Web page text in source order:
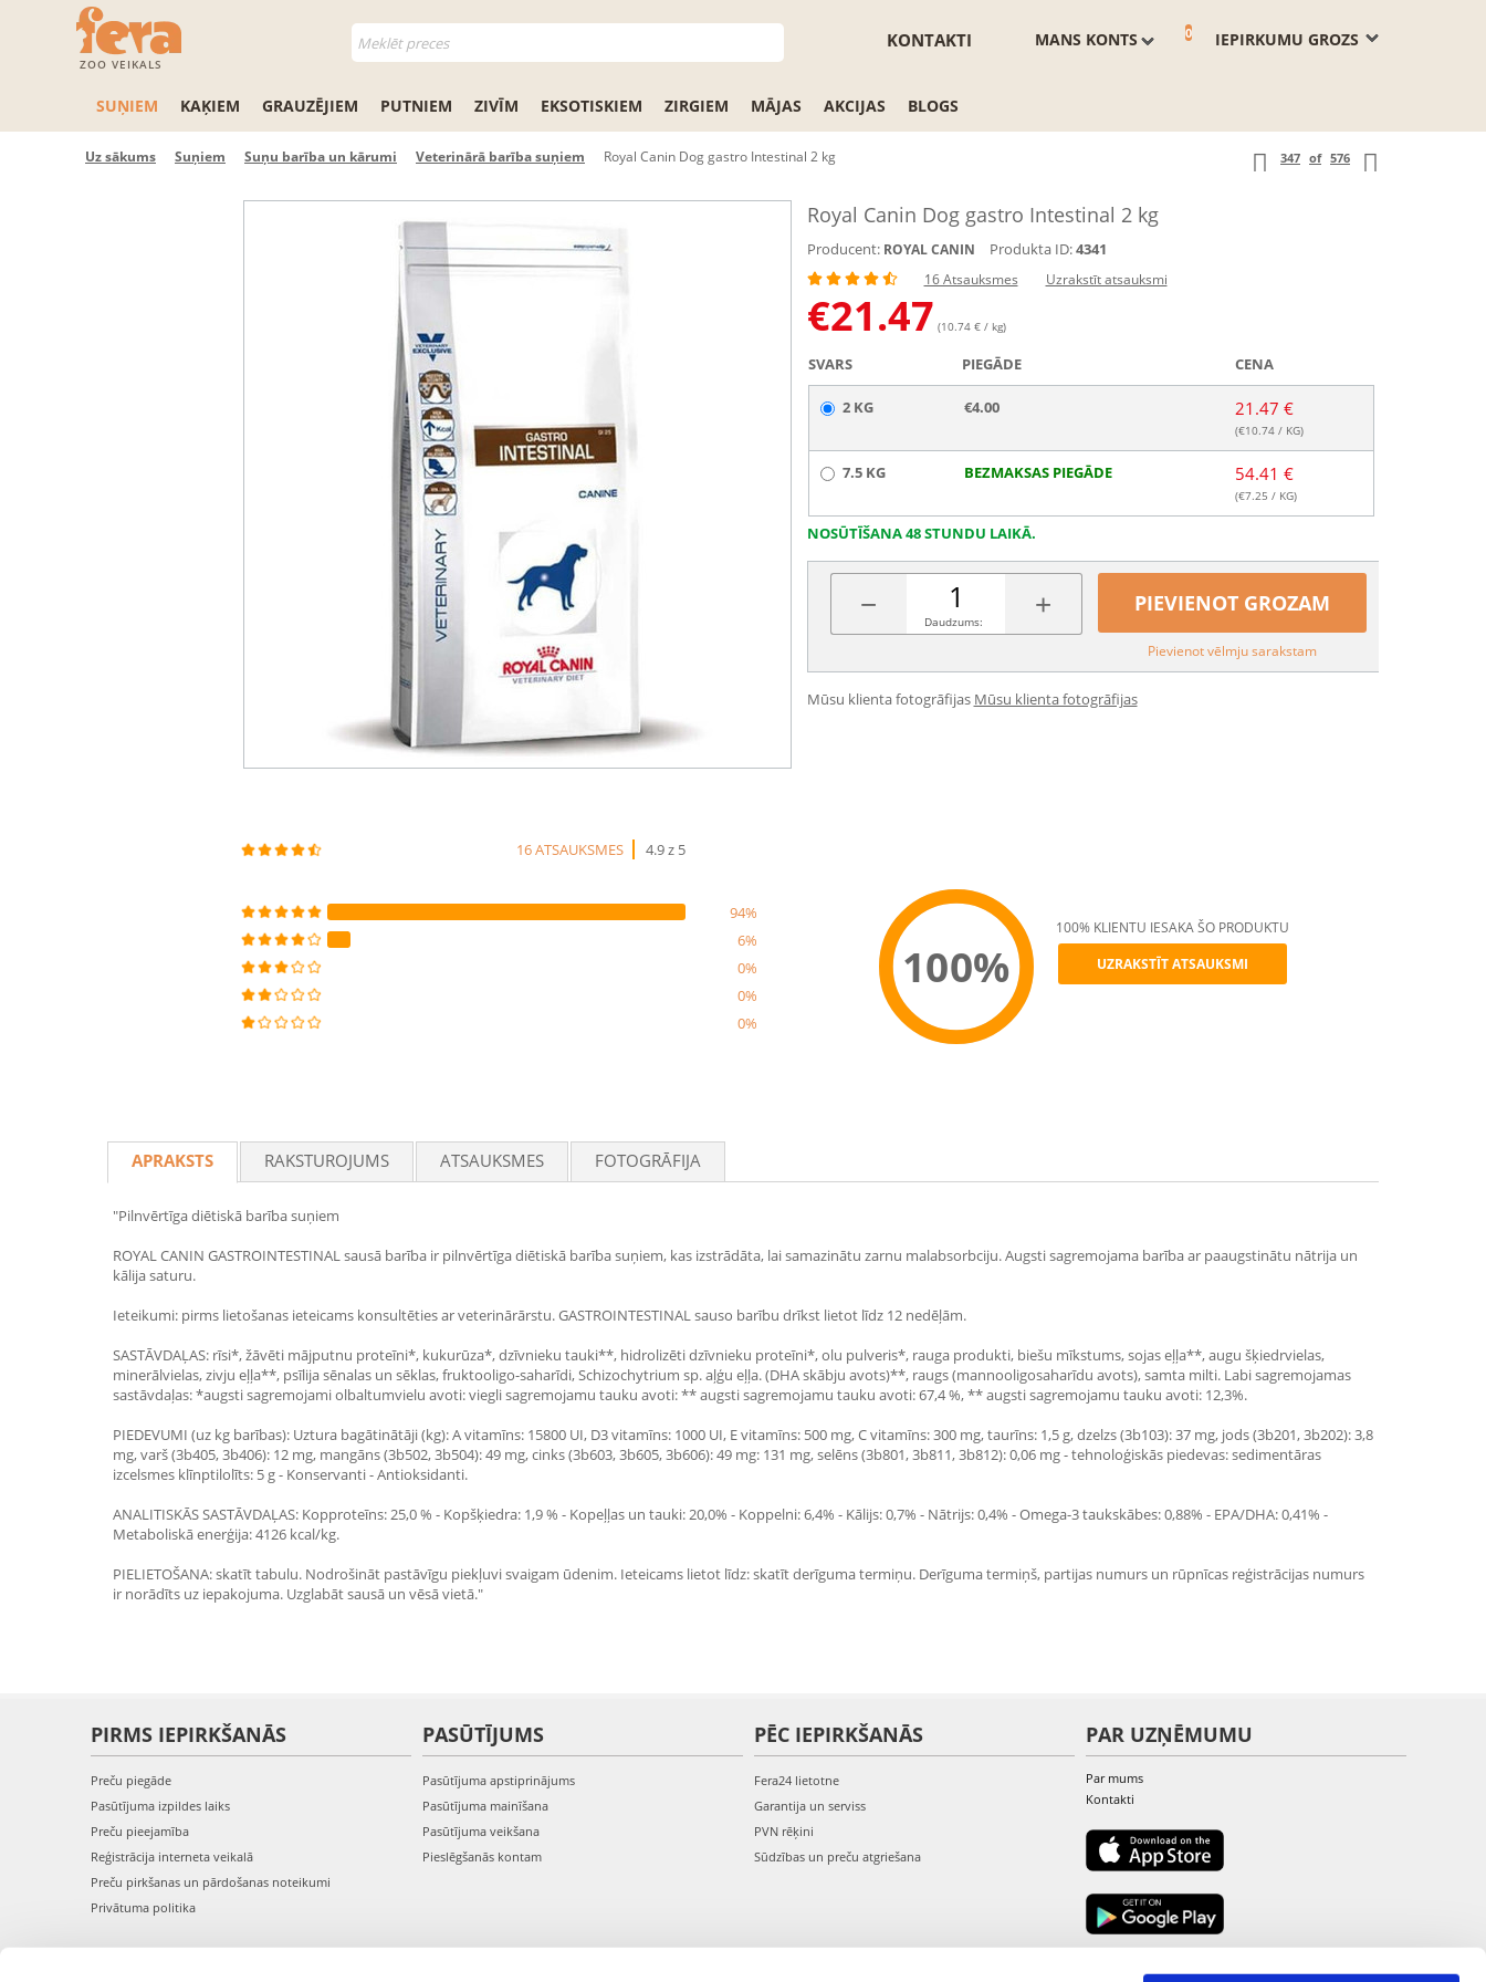
ZOO VEIKALS
IEPIRKUMU GROZS
0
MANS KONTS
KONTAKTI
SUŅIEM KAĶIEM GRAUZĒJIEM PUTNIEM ZIVĪM EKSOTISKIEM ZIRGIEM MĀJAS AKCIJAS BLOGS
Uz sākums Suņiem Suņu barība un kārumi Veterinārā barība suņiem Royal Canin Dog gastro Intestinal 2 kg 347 of 576
Royal Canin Dog gastro Intestinal 2 kg
Producent: ROYAL CANIN Produkta ID:4341
16 Atsauksmes Uzrakstīt atsauksmi
€21.47 (10.74 € / kg)
SVARS PIEGĀDE CENA
2 KG €4.00 21.47 €
(€10.74/ KG)
7.5 KG BEZMAKSAS PIEGĀDE 54.41 €
(€7.25 / KG)
NOSŪTĪŠANA 48 STUNDU LAIKĀ.
− +
Daudzums:
PIEVIENOT GROZAM
Pievienot vēlmju sarakstam
Mūsu klienta fotogrāfijas Mūsu klienta fotogrāfijas
16 ATSAUKSMES 4.9 z 5
94%
6%
0%
0%
0%
100%
100% KLIENTU IESAKA ŠO PRODUKTU
UZRAKSTĪT ATSAUKSMI
APRAKSTS RAKSTUROJUMS ATSAUKSMES FOTOGRĀFIJA
"Pilnvērtīga diētiskā barība suņiem
ROYAL CANIN GASTROINTESTINAL sausā barība ir pilnvērtīga diētiskā barība suņiem, kas izstrādāta, lai samazinātu zarnu malabsorbciju. Augsti sagremojama barība ar paaugstinātu nātrija un
kālija saturu.
Ieteikumi: pirms lietošanas ieteicams konsultēties ar veterinārārstu. GASTROINTESTINAL sauso barību drīkst lietot līdz 12 nedēļām.
SASTĀVDAĻAS: rīsi*, žāvēti mājputnu proteīni*, kukurūza*, dzīvnieku tauki**, hidrolizēti dzīvnieku proteīni*, olu pulveris*, rauga produkti, biešu mīkstums, sojas eļļa**, augu šķiedrvielas,
minerālvielas, zivju eļļa**, psīlija sēnalas un sēklas, fruktooligo-saharīdi, Schizochytrium sp. aļģu eļļa. (DHA skābju avots)**, raugs (mannooligosaharīdu avots), samta milti. Labi sagremojamas
sastāvdaļas: *augsti sagremojami olbaltumvielu avoti: viegli sagremojamu tauku avoti: ** augsti sagremojamu tauku avoti: 67,4 %, ** augsti sagremojamu tauku avoti: 12,3%.
PIEDEVUMI (uz kg barības): Uztura bagātinātāji (kg): A vitamīns: 15800 UI, D3 vitamīns: 1000 UI, E vitamīns: 500 mg, C vitamīns: 300 mg, taurīns: 1,5 g, dzelzs (3b103): 37 mg, jods (3b201, 3b202): 3,8
mg, varš (3b405, 3b406): 12 mg, mangāns (3b502, 3b504): 49 mg, cinks (3b603, 3b605, 3b606): 49 mg: 131 mg, selēns (3b801, 3b811, 3b812): 0,06 mg - tehnoloģiskās piedevas: sedimentāras
izcelsmes klīnptilolīts: 5 g - Konservanti - Antioksidanti.
ANALITISKĀS SASTĀVDAĻAS: Kopproteīns: 25,0 % - Kopšķiedra: 1,9 % - Kopeļļas un tauki: 20,0% - Koppelni: 6,4% - Kālijs: 0,7% - Nātrijs: 0,4% - Omega-3 taukskābes: 0,88% - EPA/DHA: 0,41% -
Metaboliskā enerģija: 4126 kcal/kg.
PIELIETOŠANA: skatīt tabulu. Nodrošināt pastāvīgu piekļuvi svaigam ūdenim. Ieteicams lietot līdz: skatīt derīguma termiņu. Derīguma termiņš, partijas numurs un rūpnīcas reģistrācijas numurs
ir norādīts uz iepakojuma. Uzglabāt sausā un vēsā vietā."
PIRMS IEPIRKŠANĀS
Preču piegāde
Pasūtījuma izpildes laiks
Preču pieejamība
Reģistrācija interneta veikalā
Preču pirkšanas un pārdošanas noteikumi
Privātuma politika
PASŪTĪJUMS
Pasūtījuma apstiprinājums
Pasūtījuma mainīšana
Pasūtījuma veikšana
Pieslēgšanās kontam
PĒC IEPIRKŠANĀS
Fera24 lietotne
Garantija un serviss
PVN rēķini
Sūdzības un preču atgriešana
PAR UZŅĒMUMU
Par mums
Kontakti